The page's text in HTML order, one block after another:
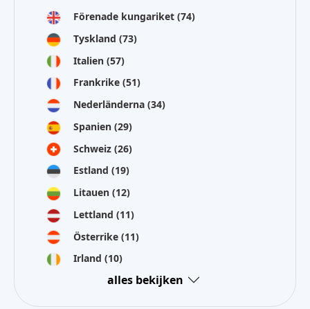
Förenade kungariket (74)
Tyskland (73)
Italien (57)
Frankrike (51)
Nederländerna (34)
Spanien (29)
Schweiz (26)
Estland (19)
Litauen (12)
Lettland (11)
Österrike (11)
Irland (10)
alles bekijken